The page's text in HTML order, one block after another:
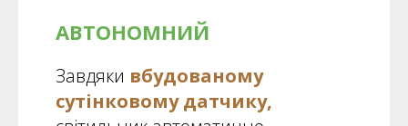
АВТОНОМНИЙ
Завдяки вбудованому
сутінковому датчику,